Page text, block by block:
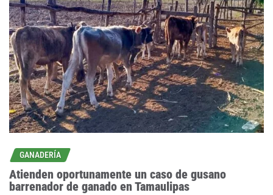
GANADERÍA
Atienden oportunamente un caso de gusano
barrenador de ganado en Tamaulipas